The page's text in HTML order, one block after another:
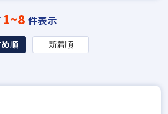
1~8 件表示
順 新着順